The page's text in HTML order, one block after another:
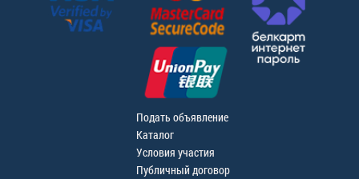
Подать объявление
Каталог
Условия участия
Публичный договор